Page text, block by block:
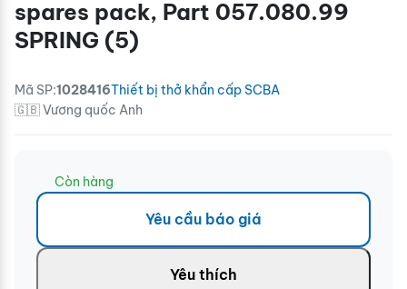
spares pack, Part 057.080.99
SPRING (5)
Mã SP:1028416Thiết bị thở khẩn cấp SCBA
🇬🇧 Vương quốc Anh
Còn hàng
Yêu cầu báo giá
Yêu thích